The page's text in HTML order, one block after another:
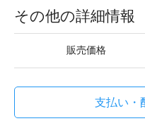
その他の詳細情報
販売価格
支払い・